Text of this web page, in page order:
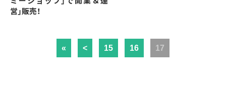
営」販売！
« < 15 16 17